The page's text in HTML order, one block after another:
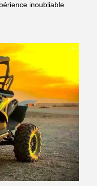
inoubliable